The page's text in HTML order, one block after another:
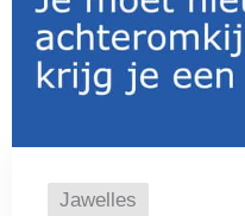
Jawelles